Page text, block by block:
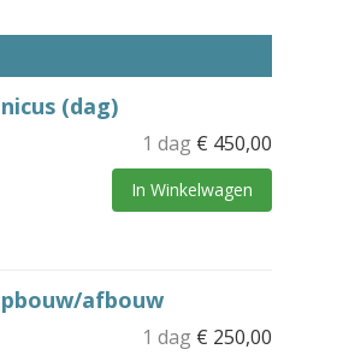
(dag)
1 dag € 450,00
In Winkelwagen
afbouw
1 dag € 250,00